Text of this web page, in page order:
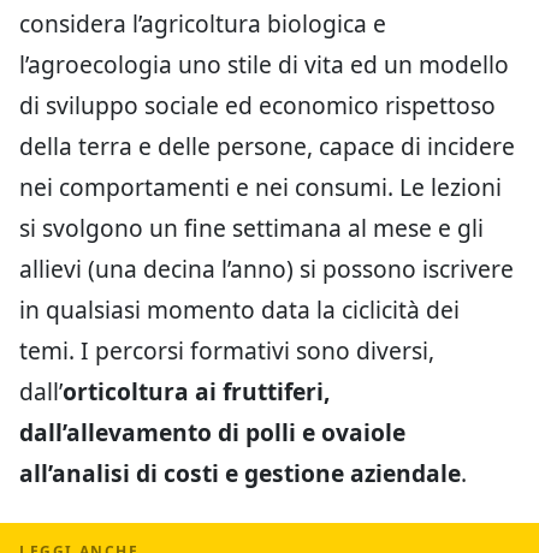
considera l’agricoltura biologica e
l’agroecologia uno stile di vita ed un modello
di sviluppo sociale ed economico rispettoso
della terra e delle persone, capace di incidere
nei comportamenti e nei consumi. Le lezioni
si svolgono un fine settimana al mese e gli
allievi (una decina l’anno) si possono iscrivere
in qualsiasi momento data la ciclicità dei
temi. I percorsi formativi sono diversi,
dall’orticoltura ai fruttiferi,
dall’allevamento di polli e ovaiole
all’analisi di costi e gestione aziendale.